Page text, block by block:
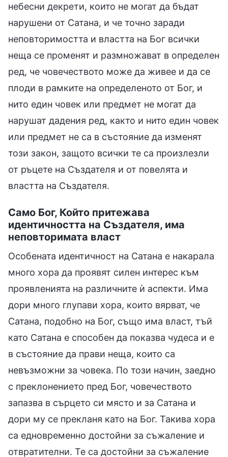
небесни декрети, които не могат да бъдат
нарушени от Сатана, и че точно заради
неповторимостта и властта на Бог всички
неща се променят и размножават в определен
ред, че човечеството може да живее и да се
плоди в рамките на определеното от Бог, и
нито един човек или предмет не могат да
нарушат дадения ред, както и нито един човек
или предмет не са в състояние да изменят
този закон, защото всички те са произлезли
от ръцете на Създателя и от повелята и
властта на Създателя.
Само Бог, Който притежава
идентичността на Създателя, има
неповторимата власт
Особената идентичност на Сатана е накарала
много хора да проявят силен интерес към
проявленията на различните ѝ аспекти. Има
дори много глупави хора, които вярват, че
Сатана, подобно на Бог, също има власт, тъй
като Сатана е способен да показва чудеса и е
в състояние да прави неща, които са
невъзможни за човека. По този начин, заедно
с преклонението пред Бог, човечеството
запазва в сърцето си място и за Сатана и
дори му се прекланя като на Бог. Такива хора
са едновременно достойни за съжаление и
отвратителни. Те са достойни за съжаление